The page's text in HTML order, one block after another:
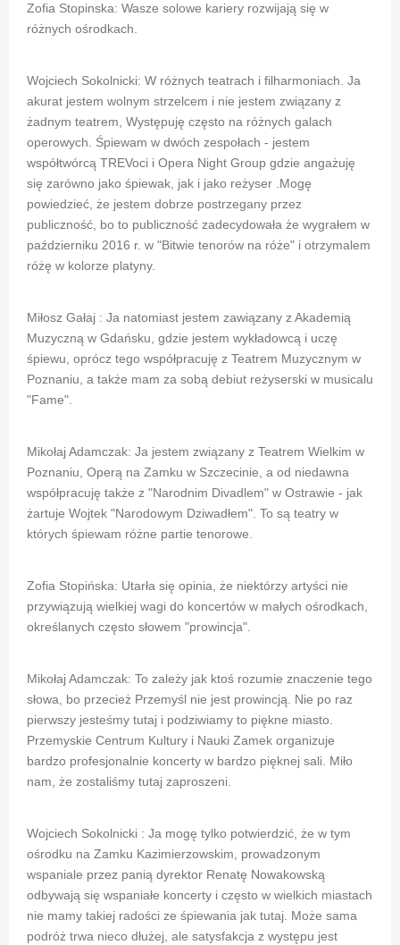
Zofia Stopinska: Wasze solowe kariery rozwijają się w
różnych ośrodkach.
Wojciech Sokolnicki: W różnych teatrach i filharmoniach. Ja
akurat jestem wolnym strzelcem i nie jestem związany z
żadnym teatrem, Występuję często na różnych galach
operowych. Śpiewam w dwóch zespołach - jestem
współtwórcą TREVoci i Opera Night Group gdzie angażuję
się zarówno jako śpiewak, jak i jako reżyser .Mogę
powiedzieć, że jestem dobrze postrzegany przez
publiczność, bo to publiczność zadecydowała że wygrałem w
październiku 2016 r. w "Bitwie tenorów na róże" i otrzymalem
różę w kolorze platyny.
Miłosz Gałaj : Ja natomiast jestem zawiązany z Akademią
Muzyczną w Gdańsku, gdzie jestem wykładowcą i uczę
śpiewu, oprócz tego współpracuję z Teatrem Muzycznym w
Poznaniu, a także mam za sobą debiut reżyserski w musicalu
"Fame".
Mikołaj Adamczak: Ja jestem związany z Teatrem Wielkim w
Poznaniu, Operą na Zamku w Szczecinie, a od niedawna
współpracuję także z "Narodnim Divadlem" w Ostrawie - jak
żartuje Wojtek "Narodowym Dziwadłem". To są teatry w
których śpiewam różne partie tenorowe.
Zofia Stopińska: Utarła się opinia, że niektórzy artyści nie
przywiązują wielkiej wagi do koncertów w małych ośrodkach,
określanych często słowem "prowincja".
Mikołaj Adamczak: To zależy jak ktoś rozumie znaczenie tego
słowa, bo przecież Przemyśl nie jest prowincją. Nie po raz
pierwszy jesteśmy tutaj i podziwiamy to piękne miasto.
Przemyskie Centrum Kultury i Nauki Zamek organizuje
bardzo profesjonalnie koncerty w bardzo pięknej sali. Miło
nam, że zostaliśmy tutaj zaproszeni.
Wojciech Sokolnicki : Ja mogę tylko potwierdzić, że w tym
ośrodku na Zamku Kazimierzowskim, prowadzonym
wspaniale przez panią dyrektor Renatę Nowakowską
odbywają się wspaniałe koncerty i często w wielkich miastach
nie mamy takiej radości ze śpiewania jak tutaj. Może sama
podróż trwa nieco dłużej, ale satysfakcja z występu jest